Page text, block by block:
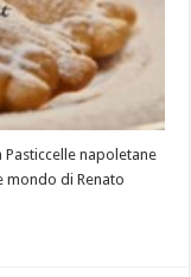
napoletane
mondo di Renato